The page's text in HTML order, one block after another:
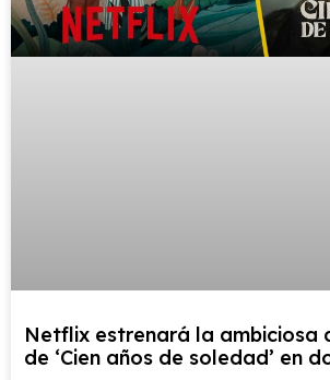
Netflix estrenará la ambiciosa
de ‘Cien años de soledad’ en